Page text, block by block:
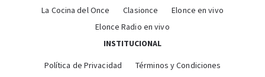
La Cocina del Once
Clasionce
Elonce en vivo
Elonce Radio en vivo
INSTITUCIONAL
Política de Privacidad
Términos y Condiciones